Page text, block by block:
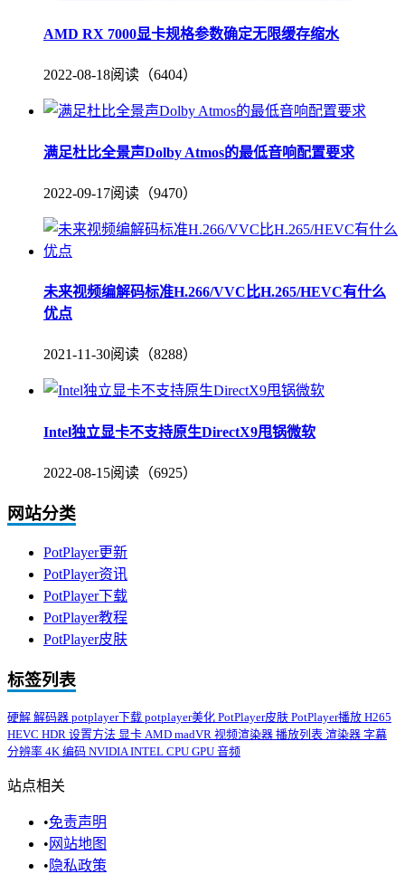
AMD RX 7000显卡规格参数确定无限缓存缩水
2022-08-18阅读（6404）
满足杜比全景声Dolby Atmos的最低音响配置要求
2022-09-17阅读（9470）
未来视频编解码标准H.266/VVC比H.265/HEVC有什么
优点
2021-11-30阅读（8288）
Intel独立显卡不支持原生DirectX9甩锅微软
2022-08-15阅读（6925）
网站分类
PotPlayer更新
PotPlayer资讯
PotPlayer下载
PotPlayer教程
PotPlayer皮肤
标签列表
硬解 解码器 potplayer下载 potplayer美化 PotPlayer皮肤 PotPlayer播放 H265
HEVC HDR 设置方法 显卡 AMD madVR 视频渲染器 播放列表 渲染器 字幕
分辨率 4K 编码 NVIDIA INTEL CPU GPU 音频
站点相关
•免责声明
• 网站地图
• 隐私政策